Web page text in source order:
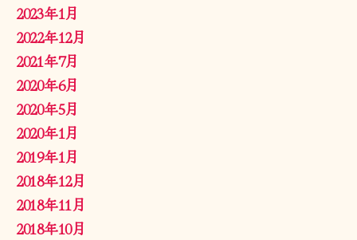
2023年1月
2022年12月
2021年7月
2020年6月
2020年5月
2020年1月
2019年1月
2018年12月
2018年11月
2018年10月